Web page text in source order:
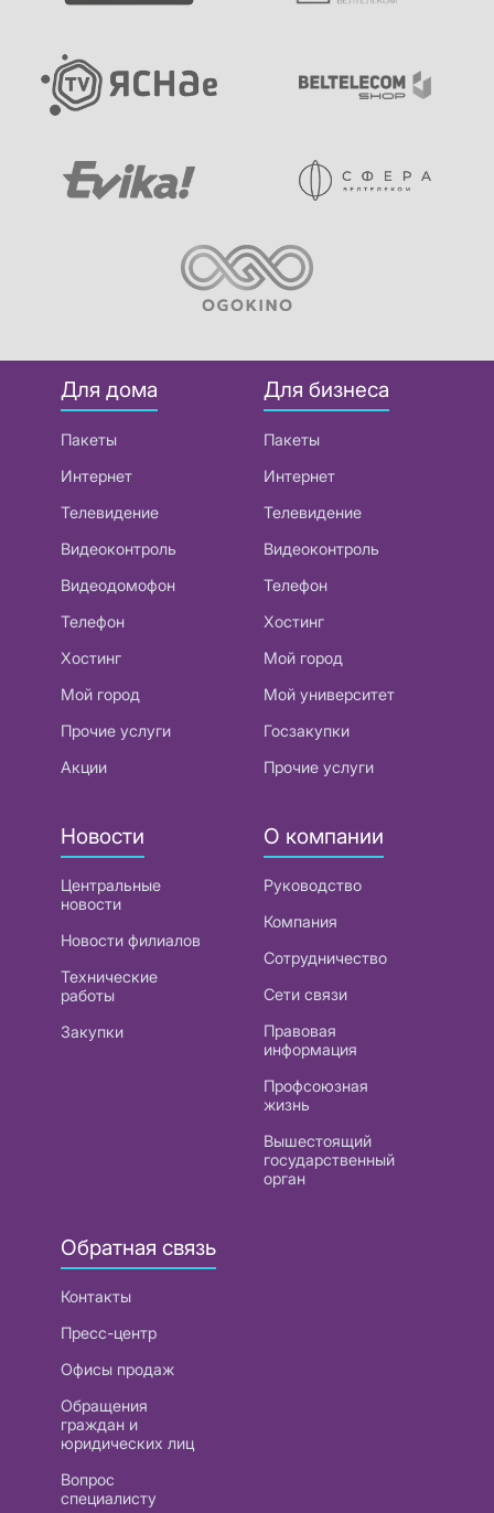
Для дома
Пакеты
Интернет
Телевидение
Видеоконтроль
Видеодомофон
Телефон
Хостинг
Мой город
Прочие услуги
Акции
Для бизнеса
Пакеты
Интернет
Телевидение
Видеоконтроль
Телефон
Хостинг
Мой город
Мой университет
Госзакупки
Прочие услуги
Новости
Центральные
новости
Новости филиалов
Технические
работы
Закупки
О компании
Руководство
Компания
Сотрудничество
Сети связи
Правовая
информация
Профсоюзная
жизнь
Вышестоящий
государственный
орган
Обратная связь
Контакты
Пресс-центр
Офисы продаж
Обращения
граждан и
юридических лиц
Вопрос
специалисту